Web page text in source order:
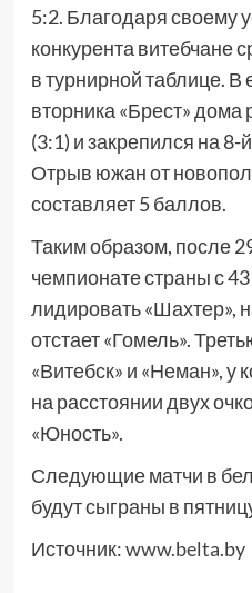
5:2. Благодаря своему
конкурента витебчане
в турнирной таблице.
вторника «Брест» дома
(3:1) и закрепился на 8-
Отрыв южан от
составляет 5 баллов.
Таким образом, после
чемпионате страны с
лидировать «Шахтер»,
отстает «Гомель».
«Витебск» и «Неман», у
на расстоянии двух
«Юность».
Следующие матчи в
будут сыграны в
Источник:www.belta.by